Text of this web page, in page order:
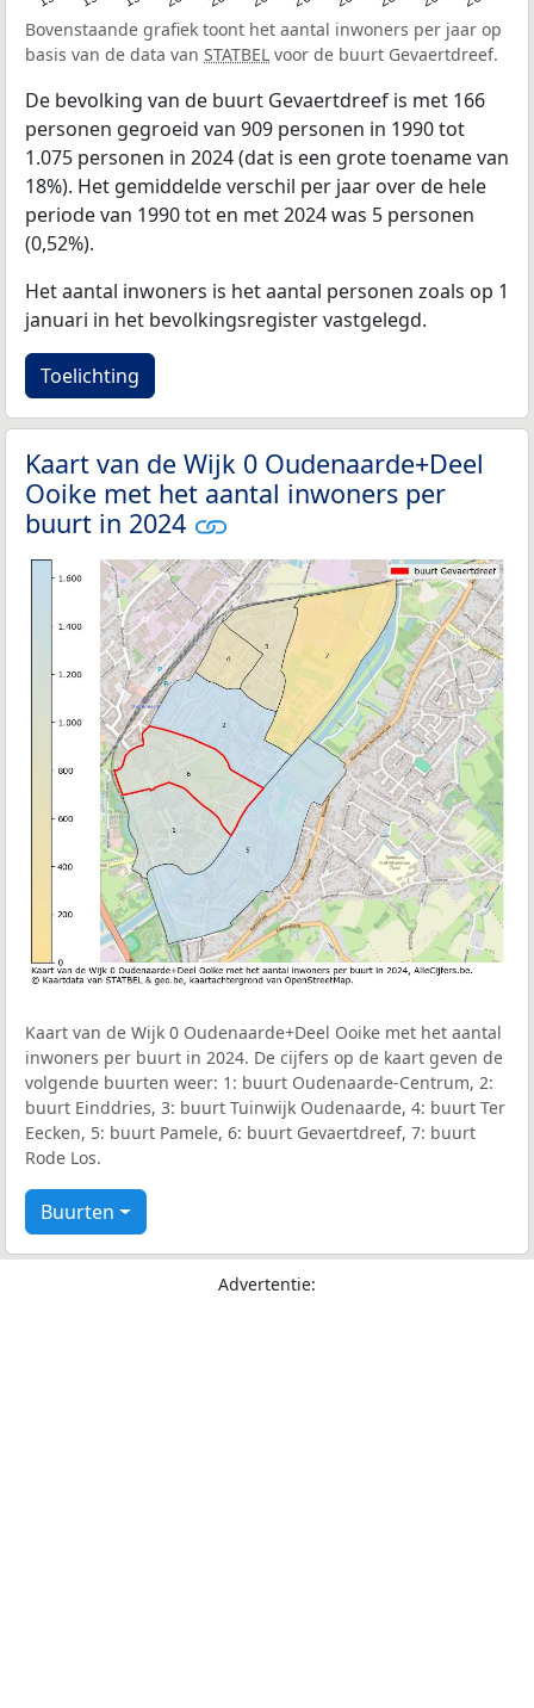
Bovenstaande grafiek toont het aantal inwoners per jaar op
basis van de data van STATBEL voor de buurt Gevaertdreef.
De bevolking van de buurt Gevaertdreef is met 166
personen gegroeid van 909 personen in 1990 tot
1.075 personen in 2024 (dat is een grote toename van
18%). Het gemiddelde verschil per jaar over de hele
periode van 1990 tot en met 2024 was 5 personen
(0,52%).
Het aantal inwoners is het aantal personen zoals op 1
januari in het bevolkingsregister vastgelegd.
Toelichting
Kaart van de Wijk 0 Oudenaarde+Deel
Ooike met het aantal inwoners per
buurt in 2024
Kaart van de Wijk 0 Oudenaarde+Deel Ooike met het aantal
inwoners per buurt in 2024. De cijfers op de kaart geven de
volgende buurten weer: 1: buurt Oudenaarde-Centrum, 2:
buurt Einddries, 3: buurt Tuinwijk Oudenaarde, 4: buurt Ter
Eecken, 5: buurt Pamele, 6: buurt Gevaertdreef, 7: buurt
Rode Los.
Buurten
Advertentie: